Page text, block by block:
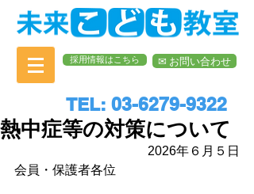
採用情報はこちら ✉︎ お問い合わせ
TEL: 03-6279-9322
熱中症等の対策について
2026年６月５日
会員・保護者各位